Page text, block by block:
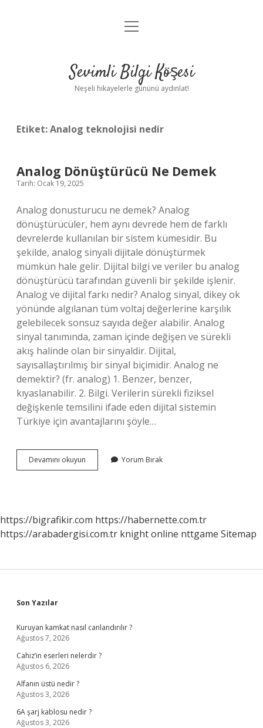
Anasayfa
Yasal Uyarı
menüyü
Sevimli Bilgi Köşesi
Neşeli hikayelerle gününü aydınlat!
Etiket:Analog teknolojisi nedir
Analog Dönüştürücü Ne Demek
Tarih: Ocak 19, 2025
Analog donusturucu ne demek? Analog
dönüştürücüler, hem aynı devrede hem de farklı
devrelerde kullanılan bir sistem kümesidir. Bu
şekilde, analog sinyali dijitale dönüştürmek
mümkün hale gelir. Dijital bilgi ve veriler bu analog
dönüştürücü tarafından güvenli bir şekilde işlenir.
Analog ve dijital farkı nedir? Analog sinyal, dikey ok
yönünde algılanan tüm voltaj değerlerine karşılık
gelebilecek sonsuz sayıda değer alabilir. Analog
sinyal tanımında, zaman içinde değişen ve sürekli
akış halinde olan bir sinyaldir. Dijital,
sayısallaştırılmış bir sinyal biçimidir. Analog ne
demektir? (fr. analog) 1. Benzer, benzer,
kıyaslanabilir. 2. Bilgi. Verilerin sürekli fiziksel
değişkenle temsilini ifade eden dijital sistemin
Türkiye için avantajlarını şöyle…
Devamını okuyun
Dönüştürücü
Yorum Bırak
https://bigrafikir.com https://habernette.com.tr
https://arabadergisi.com.tr knight online nttgame Sitemap
Sidebar
Son Yazılar
Kuruyan kamkat nasıl canlandırılır ?
Ağustos 7, 2026
Cahiz’in eserleri nelerdir ?
Ağustos 6, 2026
Alfanın üstü nedir ?
Ağustos 3, 2026
6A şarj kablosu nedir ?
Ağustos 3, 2026